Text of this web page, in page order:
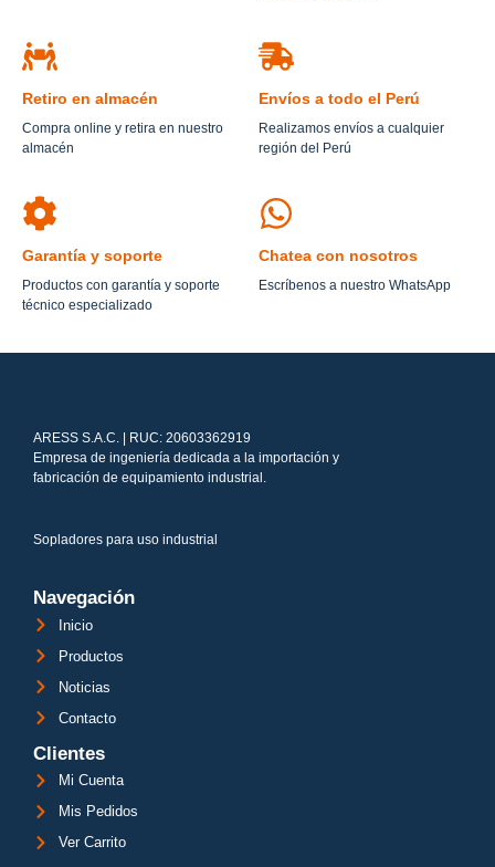
Retiro en almacén
Compra online y retira en nuestro
almacén
Envíos a todo el Perú
Realizamos envíos a cualquier
región del Perú
Garantía y soporte
Productos con garantía y soporte
técnico especializado
Chatea con nosotros
Escríbenos a nuestro WhatsApp
ARESS S.A.C. | RUC: 20603362919
Empresa de ingeniería dedicada a la importación y
fabricación de equipamiento industrial.
Sopladores para uso industrial
Navegación
Inicio
Productos
Noticias
Contacto
Clientes
Mi Cuenta
Mis Pedidos
Ver Carrito